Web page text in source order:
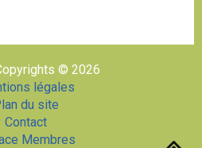
© 2026
légales
du site
Contact
Membres